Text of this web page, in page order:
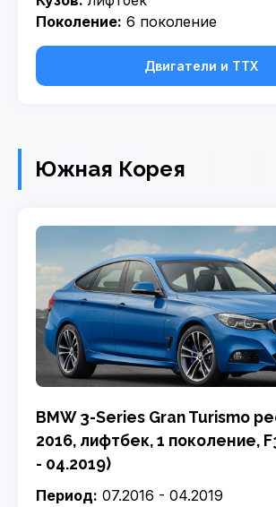
Поколение: 6 поколение
Двигатели и ТТХ
Южная Корея
BMW 3-Series Gran Turismo
2016, лифтбек, 1 поколение,
- 04.2019)
Период: 07.2016 - 04.2019